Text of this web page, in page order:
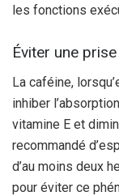
les fonctions
Éviter une
La caféine,
inhiber
vitamine E et
recommandé
d’au moins deux
pour éviter ce